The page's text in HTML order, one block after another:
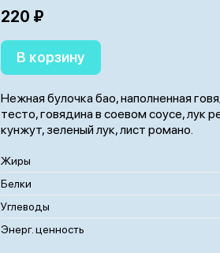
220 ₽
В корзину
Нежная булочка бао, наполненная
тесто, говядина в соевом соусе, лук
кунжут, зеленый лук, лист романо.
Жиры
Белки
Углеводы
Энерг. ценность